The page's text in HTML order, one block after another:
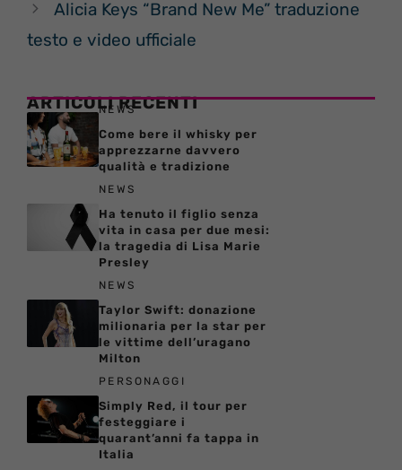
Alicia Keys “Brand New Me” traduzione
testo e video ufficiale
ARTICOLI RECENTI
NEWS
Come bere il whisky per
apprezzarne davvero
qualità e tradizione
NEWS
Ha tenuto il figlio senza
vita in casa per due mesi:
la tragedia di Lisa Marie
Presley
NEWS
Taylor Swift: donazione
milionaria per la star per
le vittime dell’uragano
Milton
PERSONAGGI
Simply Red, il tour per
festeggiare i
quarant’anni fa tappa in
Italia